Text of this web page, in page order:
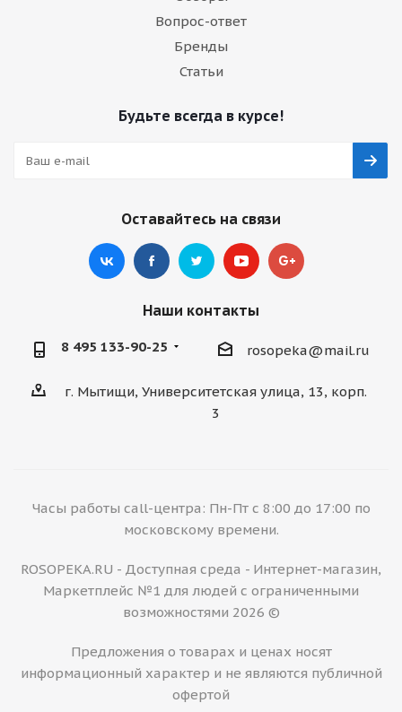
Вопрос-ответ
Бренды
Статьи
Будьте всегда в курсе!
Оставайтесь на связи
Наши контакты
8 495 133-90-25 rosopeka@mail.ru
г. Мытищи, Университетская улица, 13, корп.
3
Часы работы call-центра: Пн-Пт с 8:00 до 17:00 по
московскому времени.
ROSOPEKA.RU - Доступная среда - Интернет-магазин,
Маркетплейс №1 для людей с ограниченными
возможностями 2026 ©
Предложения о товарах и ценах носят
информационный характер и не являются публичной
офертой